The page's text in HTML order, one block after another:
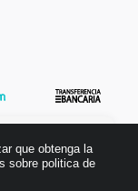
>
que obtenga la
sobre politica de